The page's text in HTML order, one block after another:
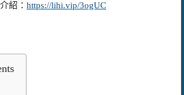
紹： https://lihi.vip/3ogUC